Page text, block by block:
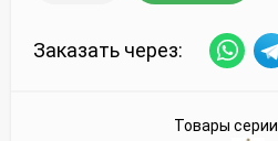
Заказать через:
Товары серии